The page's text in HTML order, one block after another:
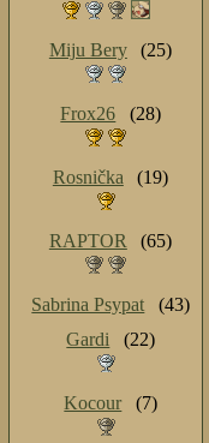
Miju Bery (25)
Frox26 (28)
Rosnička (19)
RAPTOR (65)
Sabrina Psypat
(43)
Gardi
(22)
Kocour (7)